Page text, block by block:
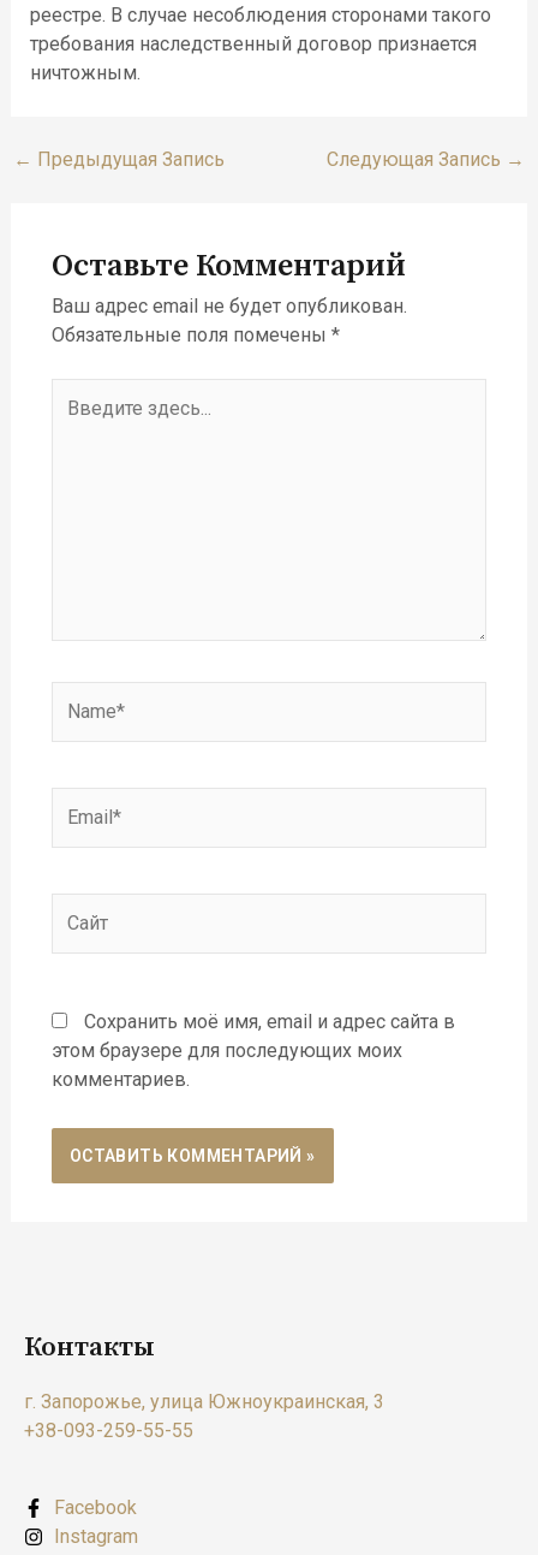
реестре. В случае несоблюдения сторонами такого
требования наследственный договор признается
ничтожным.
← Предыдущая Запись Следующая Запись →
Оставьте Комментарий
Ваш адрес email не будет опубликован.
Обязательные поля помечены *
здесь...
Сохранить моё имя, email и адрес сайта в
этом браузере для последующих моих
комментариев.
Контакты
г. Запорожье, улица Южноукраинская, 3
+38-093-259-55-55
Facebook
Instagram